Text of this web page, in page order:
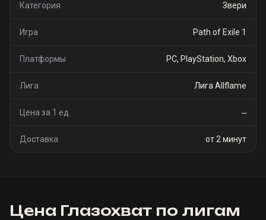
Категория Звери
Игра Path of Exile 1
Платформы PC, PlayStation, Xbox
Лига Лига Allflame
Цена за 1 ед. —
Доставка от 2 минут
Цена Глазохват по лигам